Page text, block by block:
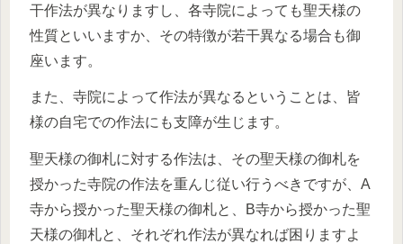
干作法が異なりますし、各寺院によっても聖天様の
性質といいますか、その特徴が若干異なる場合も御
座います。
また、寺院によって作法が異なるということは、皆
様の自宅での作法にも支障が生じます。
聖天様の御札に対する作法は、その聖天様の御札を
授かった寺院の作法を重んじ従い行うべきですが、A
寺から授かった聖天様の御札と、B寺から授かった聖
天様の御札と、それぞれ作法が異なれば困りますよ